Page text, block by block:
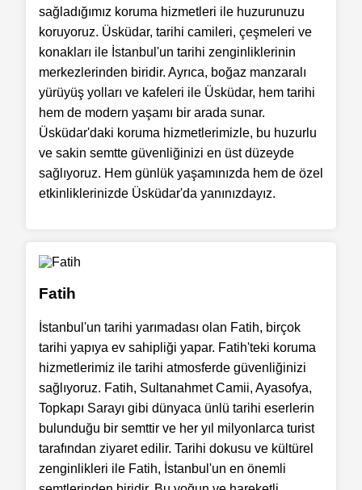
sağladığımız koruma hizmetleri ile huzurunuzu
koruyoruz. Üsküdar, tarihi camileri, çeşmeleri ve
konakları ile İstanbul'un tarihi zenginliklerinin
merkezlerinden biridir. Ayrıca, boğaz manzaralı
yürüyüş yolları ve kafeleri ile Üsküdar, hem tarihi
hem de modern yaşamı bir arada sunar.
Üsküdar'daki koruma hizmetlerimizle, bu huzurlu
ve sakin semtte güvenliğinizi en üst düzeyde
sağlıyoruz. Hem günlük yaşamınızda hem de özel
etkinliklerinizde Üsküdar'da yanınızdayız.
Fatih
İstanbul'un tarihi yarımadası olan Fatih, birçok
tarihi yapıya ev sahipliği yapar. Fatih'teki koruma
hizmetlerimiz ile tarihi atmosferde güvenliğinizi
sağlıyoruz. Fatih, Sultanahmet Camii, Ayasofya,
Topkapı Sarayı gibi dünyaca ünlü tarihi eserlerin
bulunduğu bir semttir ve her yıl milyonlarca turist
tarafından ziyaret edilir. Tarihi dokusu ve kültürel
zenginlikleri ile Fatih, İstanbul'un en önemli